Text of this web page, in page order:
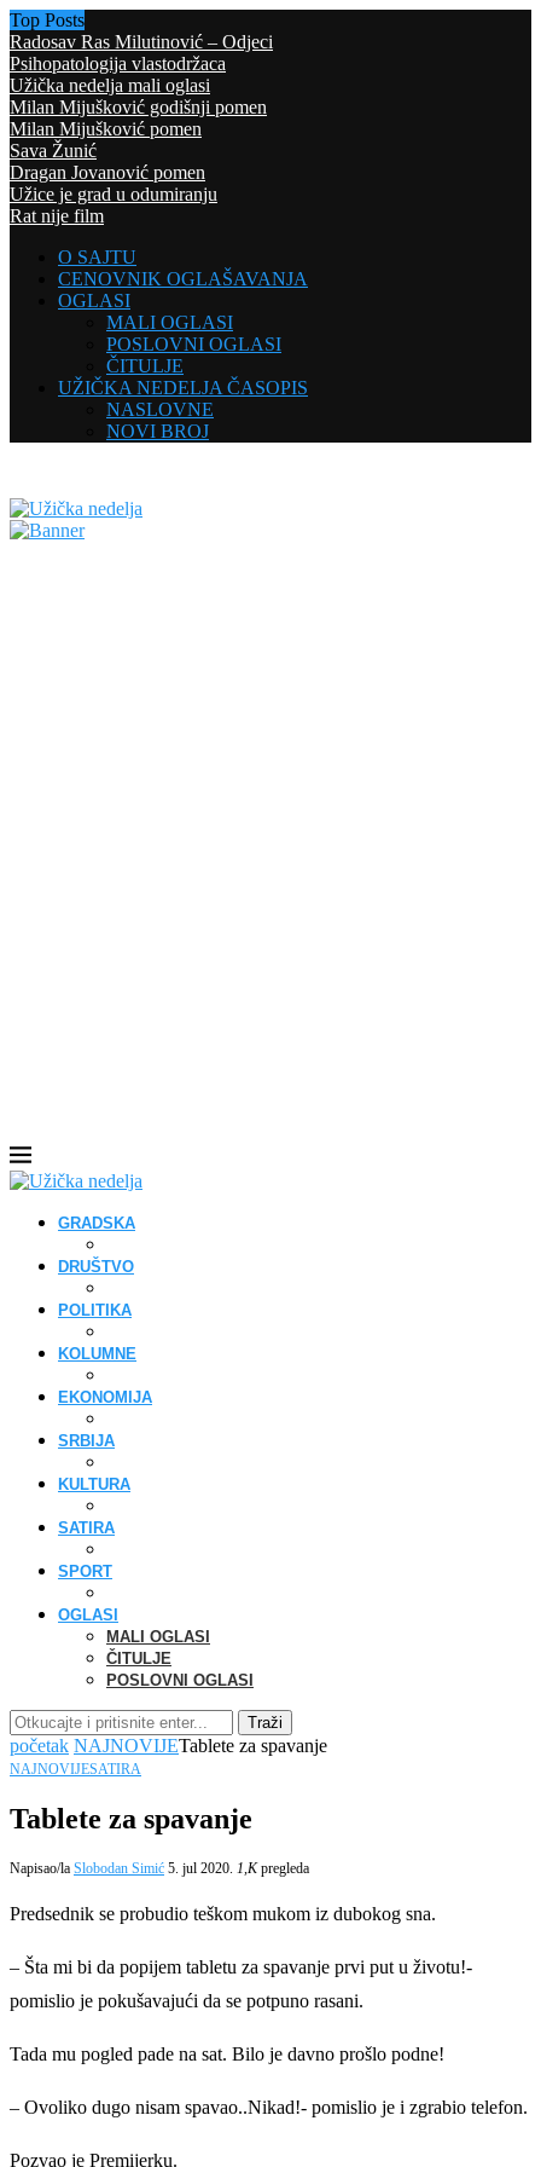
Top Posts
Radosav Ras Milutinović – Odjeci
Psihopatologija vlastodržaca
Užička nedelja mali oglasi
Milan Mijušković godišnji pomen
Milan Mijušković pomen
Sava Žunić
Dragan Jovanović pomen
Užice je grad u odumiranju
Rat nije film
O SAJTU
CENOVNIK OGLAŠAVANJA
OGLASI
MALI OGLASI
POSLOVNI OGLASI
ČITULJE
UŽIČKA NEDELJA ČASOPIS
NASLOVNE
NOVI BROJ
GRADSKA
DRUŠTVO
POLITIKA
KOLUMNE
EKONOMIJA
SRBIJA
KULTURA
SATIRA
SPORT
OGLASI
MALI OGLASI
ČITULJE
POSLOVNI OGLASI
Traži
početak NAJNOVIJETablete za spavanje
NAJNOVIJESATIRA
Tablete za spavanje
Napisao/la Slobodan Simić 5. jul 2020. 1,Kpregleda
Predsednik se probudio teškom mukom iz dubokog sna.
– Šta mi bi da popijem tabletu za spavanje prvi put u životu!-
pomislio je pokušavajući da se potpuno rasani.
Tada mu pogled pade na sat. Bilo je davno prošlo podne!
– Ovoliko dugo nisam spavao..Nikad!- pomislio je i zgrabio telefon.
Pozvao je Premijerku.